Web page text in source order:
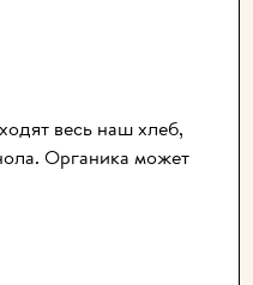
весь наш хлеб,
Органика может